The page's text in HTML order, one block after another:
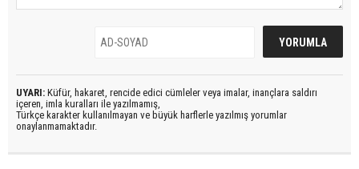
UYARI: Küfür, hakaret, rencide edici cümleler veya imalar, inançlara saldırı
içeren, imla kuralları ile yazılmamış,
Türkçe karakter kullanılmayan ve büyük harflerle yazılmış yorumlar
onaylanmamaktadır.